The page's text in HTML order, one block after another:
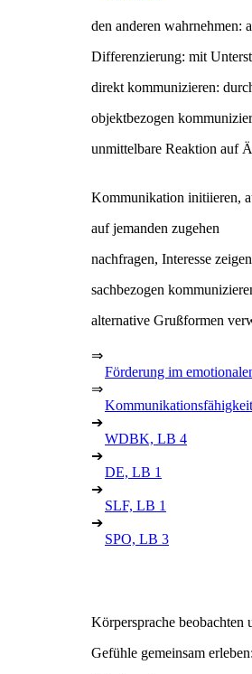
den anderen wahrnehmen:
Differenzierung: mit
direkt kommunizieren:
objektbezogen
unmittelbare Reaktion auf
Kommunikation initiieren,
auf jemanden zugehen
nachfragen, Interesse zeigen
sachbezogen
alternative Grußformen
⇒
Förderung im
⇒
Kommunikationsfähigkeit
➔
WDBK, LB 4
➔
DE, LB 1
➔
SLF, LB 1
➔
SPO, LB 3
Körpersprache beobachten
Gefühle gemeinsam